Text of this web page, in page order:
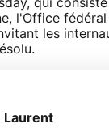
qui
l'Office
les
Laurent